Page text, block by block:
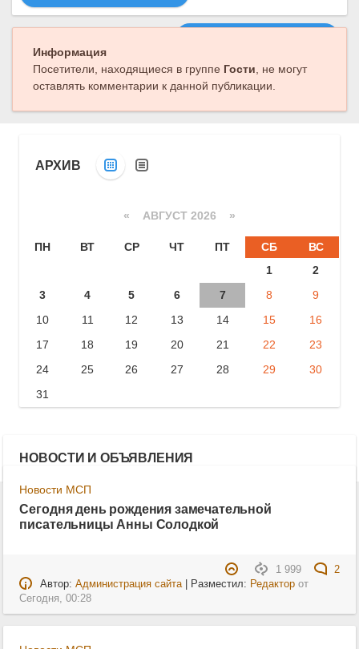
Информация
Посетители, находящиеся в группе Гости , не могут
оставлять комментарии к данной публикации.
АРХИВ
« АВГУСТ 2026 »
ПН ВТ СР ЧТ ПТ СБ
ВС
1
2
3
4 5 6 7 8
9
10
11 12 13 14 15
16
17
18 19 20 21 22
23
24
25 26 27 28 29
30
31
НОВОСТИ И ОБЪЯВЛЕНИЯ
Новости МСП
Сегодня день рождения замечательной
писательницы Анны Солодкой
1 999
2
Автор: Администрация сайта| Разместил: Редакторот
Сегодня, 00:28